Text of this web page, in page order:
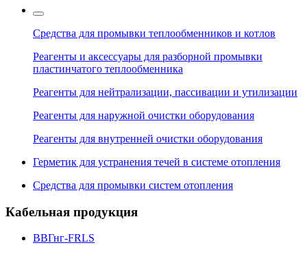
Средства для промывки теплообменников и котлов
Реагенты и аксессуары для разборной промывки
пластинчатого теплообменника
Реагенты для нейтрализации, пассивации и утилизации
Реагенты для наружной очистки оборудования
Реагенты для внутренней очистки оборудования
Герметик для устранения течей в системе отопления
Средства для промывки систем отопления
Кабельная продукция
ВВГнг-FRLS